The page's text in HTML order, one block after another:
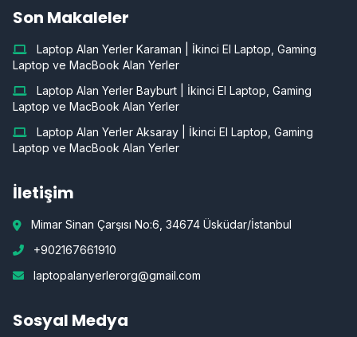
Son Makaleler
Laptop Alan Yerler Karaman | İkinci El Laptop, Gaming
Laptop ve MacBook Alan Yerler
Laptop Alan Yerler Bayburt | İkinci El Laptop, Gaming
Laptop ve MacBook Alan Yerler
Laptop Alan Yerler Aksaray | İkinci El Laptop, Gaming
Laptop ve MacBook Alan Yerler
İletişim
Mimar Sinan Çarşısı No:6, 34674 Üsküdar/İstanbul
+902167661910
laptopalanyerlerorg@gmail.com
Sosyal Medya